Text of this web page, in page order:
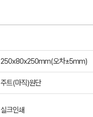
250x80x250mm(오차±5mm)
주트(마직)원단
실크인쇄